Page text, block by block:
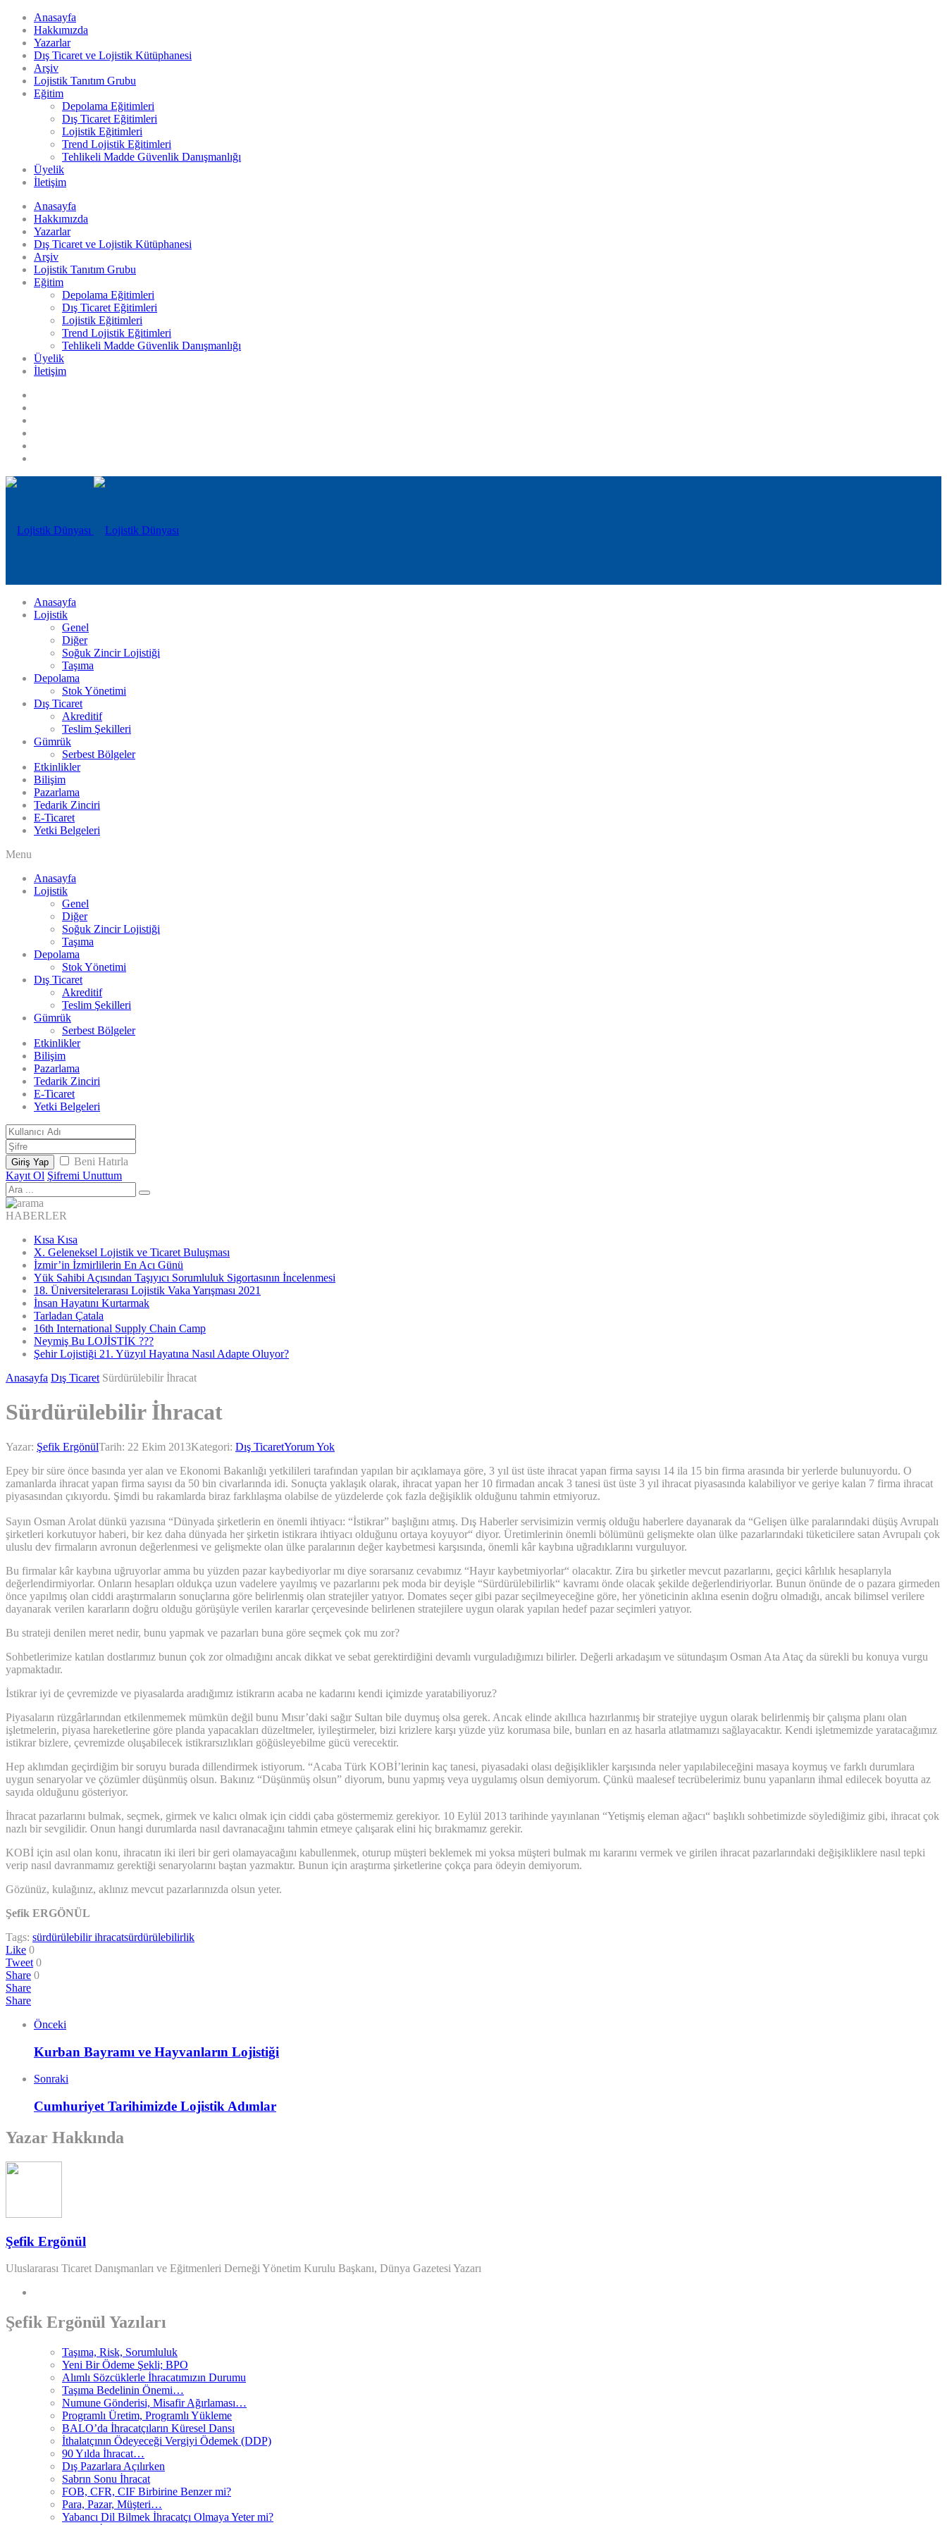
Anasayfa
Hakkımızda
Yazarlar
Dış Ticaret ve Lojistik Kütüphanesi
Arşiv
Lojistik Tanıtım Grubu
Eğitim
Depolama Eğitimleri
Dış Ticaret Eğitimleri
Lojistik Eğitimleri
Trend Lojistik Eğitimleri
Tehlikeli Madde Güvenlik Danışmanlığı
Üyelik
İletişim
Anasayfa
Hakkımızda
Yazarlar
Dış Ticaret ve Lojistik Kütüphanesi
Arşiv
Lojistik Tanıtım Grubu
Eğitim
Depolama Eğitimleri
Dış Ticaret Eğitimleri
Lojistik Eğitimleri
Trend Lojistik Eğitimleri
Tehlikeli Madde Güvenlik Danışmanlığı
Üyelik
İletişim
Anasayfa
Lojistik
Genel
Diğer
Soğuk Zincir Lojistiği
Taşıma
Depolama
Stok Yönetimi
Dış Ticaret
Akreditif
Teslim Şekilleri
Gümrük
Serbest Bölgeler
Etkinlikler
Bilişim
Pazarlama
Tedarik Zinciri
E-Ticaret
Yetki Belgeleri
Menu
Anasayfa
Lojistik
Genel
Diğer
Soğuk Zincir Lojistiği
Taşıma
Depolama
Stok Yönetimi
Dış Ticaret
Akreditif
Teslim Şekilleri
Gümrük
Serbest Bölgeler
Etkinlikler
Bilişim
Pazarlama
Tedarik Zinciri
E-Ticaret
Yetki Belgeleri
Giriş Yap
Beni Hatırla
Kayıt Ol Şifremi Unuttum
HABERLER
Kısa Kısa
X. Geleneksel Lojistik ve Ticaret Buluşması
İzmir’in İzmirlilerin En Acı Günü
Yük Sahibi Açısından Taşıyıcı Sorumluluk Sigortasının İncelenmesi
18. Üniversitelerarası Lojistik Vaka Yarışması 2021
İnsan Hayatını Kurtarmak
Tarladan Çatala
16th International Supply Chain Camp
Neymiş Bu LOJİSTİK ???
Şehir Lojistiği 21. Yüzyıl Hayatına Nasıl Adapte Oluyor?
Anasayfa Dış Ticaret Sürdürülebilir İhracat
Sürdürülebilir İhracat
Yazar: Şefik ErgönülTarih: 22 Ekim 2013Kategori: Dış TicaretYorum Yok
Epey bir süre önce basında yer alan ve Ekonomi Bakanlığı yetkilileri tarafından yapılan bir açıklamaya göre, 3 yıl üst üste ihracat yapan firma sayısı 14 ila 15 bin firma arasında bir yerlerde bulunuyordu. O
zamanlarda ihracat yapan firma sayısı da 50 bin civarlarında idi. Sonuçta yaklaşık olarak, ihracat yapan her 10 firmadan ancak 3 tanesi üst üste 3 yıl ihracat piyasasında kalabiliyor ve geriye kalan 7 firma ihracat
piyasasından çıkıyordu. Şimdi bu rakamlarda biraz farklılaşma olabilse de yüzdelerde çok fazla değişiklik olduğunu tahmin etmiyoruz.
Sayın Osman Arolat dünkü yazısına “Dünyada şirketlerin en önemli ihtiyacı: “İstikrar” başlığını atmış. Dış Haberler servisimizin vermiş olduğu haberlere dayanarak da “Gelişen ülke paralarındaki düşüş Avrupalı
şirketleri korkutuyor haberi, bir kez daha dünyada her şirketin istikrara ihtiyacı olduğunu ortaya koyuyor“ diyor. Üretimlerinin önemli bölümünü gelişmekte olan ülke pazarlarındaki tüketicilere satan Avrupalı çok
uluslu dev firmaların avronun değerlenmesi ve gelişmekte olan ülke paralarının değer kaybetmesi karşısında, önemli kâr kaybına uğradıklarını vurguluyor.
Bu firmalar kâr kaybına uğruyorlar amma bu yüzden pazar kaybediyorlar mı diye sorarsanız cevabımız “Hayır kaybetmiyorlar“ olacaktır. Zira bu şirketler mevcut pazarlarını, geçici kârlılık hesaplarıyla
değerlendirmiyorlar. Onların hesapları oldukça uzun vadelere yayılmış ve pazarlarını pek moda bir deyişle “Sürdürülebilirlik“ kavramı önde olacak şekilde değerlendiriyorlar. Bunun önünde de o pazara girmeden
önce yapılmış olan ciddi araştırmaların sonuçlarına göre belirlenmiş olan stratejiler yatıyor. Domates seçer gibi pazar seçilmeyeceğine göre, her yöneticinin aklına esenin doğru olmadığı, ancak bilimsel verilere
dayanarak verilen kararların doğru olduğu görüşüyle verilen kararlar çerçevesinde belirlenen stratejilere uygun olarak yapılan hedef pazar seçimleri yatıyor.
Bu strateji denilen meret nedir, bunu yapmak ve pazarları buna göre seçmek çok mu zor?
Sohbetlerimize katılan dostlarımız bunun çok zor olmadığını ancak dikkat ve sebat gerektirdiğini devamlı vurguladığımızı bilirler. Değerli arkadaşım ve sütundaşım Osman Ata Ataç da sürekli bu konuya vurgu
yapmaktadır.
İstikrar iyi de çevremizde ve piyasalarda aradığımız istikrarın acaba ne kadarını kendi içimizde yaratabiliyoruz?
Piyasaların rüzgârlarından etkilenmemek mümkün değil bunu Mısır’daki sağır Sultan bile duymuş olsa gerek. Ancak elinde akıllıca hazırlanmış bir stratejiye uygun olarak belirlenmiş bir çalışma planı olan
işletmelerin, piyasa hareketlerine göre planda yapacakları düzeltmeler, iyileştirmeler, bizi krizlere karşı yüzde yüz korumasa bile, bunları en az hasarla atlatmamızı sağlayacaktır. Kendi işletmemizde yaratacağımız
istikrar bizlere, çevremizde oluşabilecek istikrarsızlıkları göğüsleyebilme gücü verecektir.
Hep aklımdan geçirdiğim bir soruyu burada dillendirmek istiyorum. “Acaba Türk KOBİ’lerinin kaç tanesi, piyasadaki olası değişiklikler karşısında neler yapılabileceğini masaya koymuş ve farklı durumlara
uygun senaryolar ve çözümler düşünmüş olsun. Bakınız “Düşünmüş olsun” diyorum, bunu yapmış veya uygulamış olsun demiyorum. Çünkü maalesef tecrübelerimiz bunu yapanların ihmal edilecek boyutta az
sayıda olduğunu gösteriyor.
İhracat pazarlarını bulmak, seçmek, girmek ve kalıcı olmak için ciddi çaba göstermemiz gerekiyor. 10 Eylül 2013 tarihinde yayınlanan “Yetişmiş eleman ağacı“ başlıklı sohbetimizde söylediğimiz gibi, ihracat çok
nazlı bir sevgilidir. Onun hangi durumlarda nasıl davranacağını tahmin etmeye çalışarak elini hiç bırakmamız gerekir.
KOBİ için asıl olan konu, ihracatın iki ileri bir geri olamayacağını kabullenmek, oturup müşteri beklemek mi yoksa müşteri bulmak mı kararını vermek ve girilen ihracat pazarlarındaki değişikliklere nasıl tepki
verip nasıl davranmamız gerektiği senaryolarını baştan yazmaktır. Bunun için araştırma şirketlerine çokça para ödeyin demiyorum.
Gözünüz, kulağınız, aklınız mevcut pazarlarınızda olsun yeter.
Şefik ERGÖNÜL
Tags: sürdürülebilir ihracatsürdürülebilirlik
Like 0
Tweet 0
Share 0
Share
Share
Önceki
Kurban Bayramı ve Hayvanların Lojistiği
Sonraki
Cumhuriyet Tarihimizde Lojistik Adımlar
Yazar Hakkında
Şefik Ergönül
Uluslararası Ticaret Danışmanları ve Eğitmenleri Derneği Yönetim Kurulu Başkanı, Dünya Gazetesi Yazarı
Şefik Ergönül Yazıları
Taşıma, Risk, Sorumluluk
Yeni Bir Ödeme Şekli; BPO
Alımlı Sözcüklerle İhracatımızın Durumu
Taşıma Bedelinin Önemi…
Numune Gönderisi, Misafir Ağırlaması…
Programlı Üretim, Programlı Yükleme
BALO’da İhracatçıların Küresel Dansı
İthalatçının Ödeyeceği Vergiyi Ödemek (DDP)
90 Yılda İhracat…
Dış Pazarlara Açılırken
Sabrın Sonu İhracat
FOB, CFR, CIF Birbirine Benzer mi?
Para, Pazar, Müşteri…
Yabancı Dil Bilmek İhracatçı Olmaya Yeter mi?